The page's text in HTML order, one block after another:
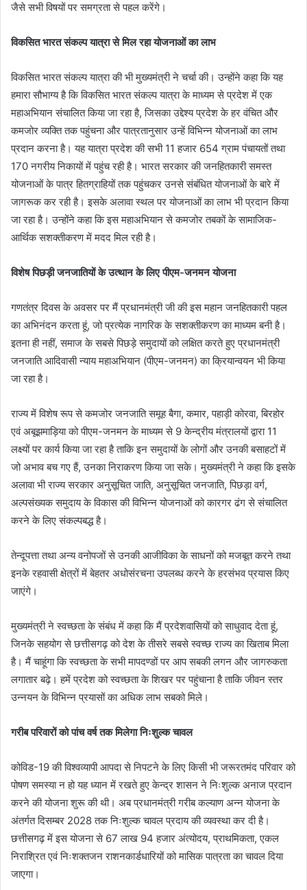
जैसे सभी विषयों पर समग्रता से पहल करेंगे।
विकसित भारत संकल्प यात्रा से मिल रहा योजनाओं का लाभ
विकसित भारत संकल्प यात्रा की भी मुख्यमंत्री ने चर्चा की। उन्होंने कहा कि यह
हमारा सौभाग्य है कि विकसित भारत संकल्प यात्रा के माध्यम से प्रदेश में एक
महाअभियान संचालित किया जा रहा है, जिसका उद्देश्य प्रदेश के हर वंचित और
कमजोर व्यक्ति तक पहुंचना और पात्रतानुसार उन्हें विभिन्न योजनाओं का लाभ
प्रदान करना है। यह यात्रा प्रदेश की सभी 11 हजार 654 ग्राम पंचायतों तथा
170 नगरीय निकायों में पहुंच रही है। भारत सरकार की जनहितकारी समस्त
योजनाओं के पात्र हितग्राहियों तक पहुंचकर उनसे संबंधित योजनाओं के बारे में
जागरूक कर रही है। इसके अलावा स्थल पर योजनाओं का लाभ भी प्रदान किया
जा रहा है। उन्होंने कहा कि इस महाअभियान से कमजोर तबकों के सामाजिक-
आर्थिक सशक्तीकरण में मदद मिल रही है।
विशेष पिछड़ी जनजातियों के उत्थान के लिए पीएम-जनमन योजना
गणतंत्र दिवस के अवसर पर मैं प्रधानमंत्री जी की इस महान जनहितकारी पहल
का अभिनंदन करता हूं, जो प्रत्येक नागरिक के सशक्तीकरण का माध्यम बनी है।
इतना ही नहीं, समाज के सबसे पिछड़े समुदायों को लक्षित करते हुए प्रधानमंत्री
जनजाति आदिवासी न्याय महाअभियान (पीएम-जनमन) का क्रियान्वयन भी किया
जा रहा है।
राज्य में विशेष रूप से कमजोर जनजाति समूह बैगा, कमार, पहाड़ी कोरवा, बिरहोर
एवं अबूझमाड़िया को पीएम-जनमन के माध्यम से 9 केन्द्रीय मंत्रालयों द्वारा 11
लक्ष्यों पर कार्य किया जा रहा है ताकि इन समुदायों के लोगों और उनकी बसाहटों में
जो अभाव बच गए हैं, उनका निराकरण किया जा सके। मुख्यमंत्री ने कहा कि इसके
अलावा भी राज्य सरकार अनुसूचित जाति, अनुसूचित जनजाति, पिछड़ा वर्ग,
अल्पसंख्यक समुदाय के विकास की विभिन्न योजनाओं को कारगर ढंग से संचालित
करने के लिए संकल्पबद्ध है।
तेन्दूपत्ता तथा अन्य वनोपजों से उनकी आजीविका के साधनों को मजबूत करने तथा
इनके रहवासी क्षेत्रों में बेहतर अधोसंरचना उपलब्ध करने के हरसंभव प्रयास किए
जाएंगे।
मुख्यमंत्री ने स्वच्छता के संबंध में कहा कि मैं प्रदेशवासियों को साधुवाद देता हूं,
जिनके सहयोग से छत्तीसगढ़ को देश के तीसरे सबसे स्वच्छ राज्य का खिताब मिला
है। मैं चाहूंगा कि स्वच्छता के सभी मापदण्डों पर आप सबकी लगन और जागरुकता
लगातार बढ़े। हमें प्रदेश को स्वच्छता के शिखर पर पहुंचाना है ताकि जीवन स्तर
उन्नयन के विभिन्न प्रयासों का अधिक लाभ सबको मिले।
गरीब परिवारों को पांच वर्ष तक मिलेगा निःशुल्क चावल
कोविड-19 की विश्वव्यापी आपदा से निपटने के लिए किसी भी जरूरतमंद परिवार को
पोषण समस्या न हो यह ध्यान में रखते हुए केन्द्र शासन ने निःशुल्क अनाज प्रदान
करने की योजना शुरू की थी। अब प्रधानमंत्री गरीब कल्याण अन्न योजना के
अंतर्गत दिसम्बर 2028 तक निःशुल्क चावल प्रदाय की व्यवस्था कर दी है।
छत्तीसगढ़ में इस योजना से 67 लाख 94 हजार अंत्योदय, प्राथमिकता, एकल
निराश्रित एवं निःशक्तजन राशनकार्डधारियों को मासिक पात्रता का चावल दिया
जाएगा।